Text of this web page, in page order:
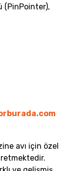
(PinPointer),
avı için özel